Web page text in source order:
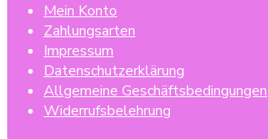
Mein Konto
Zahlungsarten
Impressum
Datenschutzerklärung
Allgemeine Geschäftsbedingungen
Widerrufsbelehrung